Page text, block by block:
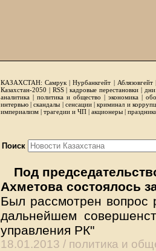
КАЗАХСТАН: Самрук |Нурбанкгейт | Аблязовгейт
Казахстан-2050 | RSS|кадровые перестановки|
аналитика | политика и общество | экономика |
интервью |скандалы | сенсации|криминал и
империализм | трагедии и ЧП | акционеры |
Поиск
Под
Ахметова состоялось
Был рассмотрен вопрос
дальнейшем
управления РК"
18.01.2013 / политика и